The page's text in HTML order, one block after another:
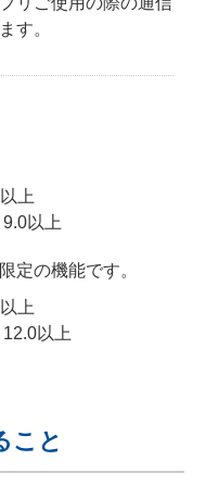
す。
上
以上
定の機能です。
上
以上
こと